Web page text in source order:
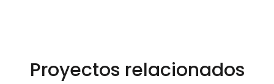
Proyectos relacionados